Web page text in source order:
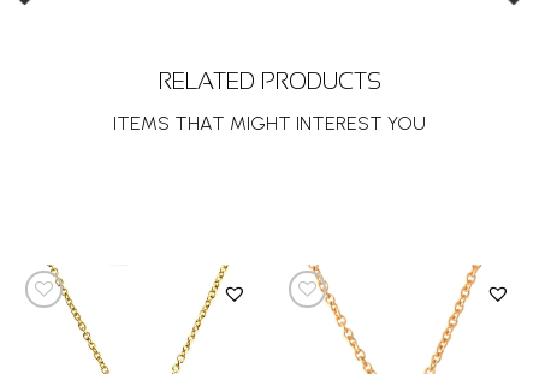
RELATED PRODUCTS
ITEMS THAT MIGHT INTEREST YOU